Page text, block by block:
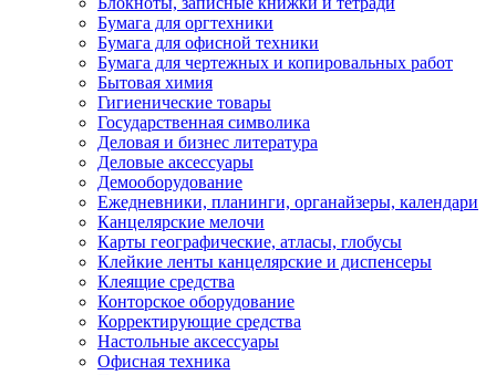
Бумага для оргтехники
Бумага для офисной техники
Бумага для чертежных и копировальных работ
Бытовая химия
Гигиенические товары
Государственная символика
Деловая и бизнес литература
Деловые аксессуары
Демооборудование
Ежедневники, планинги, органайзеры, календари
Канцелярские мелочи
Карты географические, атласы, глобусы
Клейкие ленты канцелярские и диспенсеры
Клеящие средства
Конторское оборудование
Корректирующие средства
Настольные аксессуары
Офисная техника